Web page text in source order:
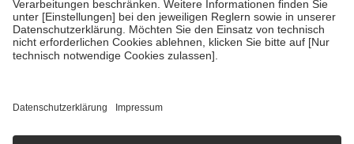
GKV getragen werden
• empfohlenen Schutzimpfungen
• Harn- und Blutteststreifen
getroffen, um sicherzustellen, dass es sich um echte Bewertungen
https://help.etrusted.com/hc/de/articles/4419944605341